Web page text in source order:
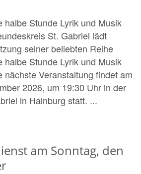
halbe Stunde Lyrik und Musik
St. Gabriel lädt
seiner beliebten Reihe
halbe Stunde Lyrik und Musik
nächste Veranstaltung findet am
2026, um 19:30 Uhr in der
in Hainburg statt. ...
am Sonntag, den